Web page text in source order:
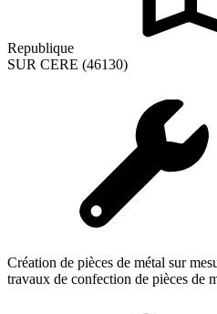
Republique
SUR CERE (46130)
Création de pièces de métal sur
travaux de confection de pièces de